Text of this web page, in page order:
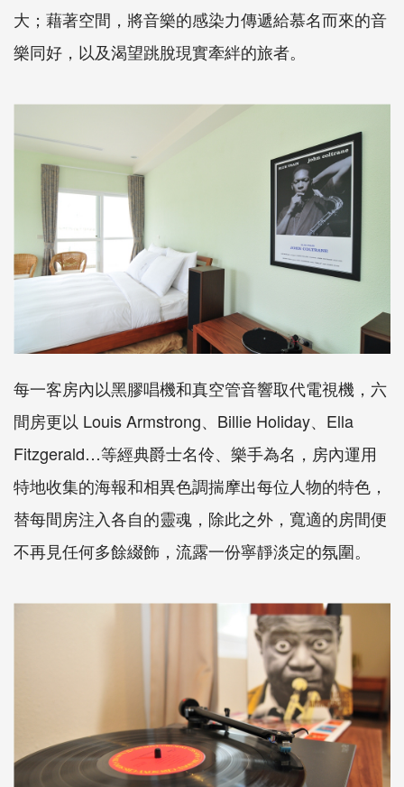
大；藉著空間，將音樂的感染力傳遞給慕名而來的音
樂同好，以及渴望跳脫現實牽絆的旅者。
每一客房內以黑膠唱機和真空管音響取代電視機，六
間房更以 Louis Armstrong、Billie Holiday、Ella
Fitzgerald…等經典爵士名伶、樂手為名，房內運用
特地收集的海報和相異色調揣摩出每位人物的特色，
替每間房注入各自的靈魂，除此之外，寬適的房間便
不再見任何多餘綴飾，流露一份寧靜淡定的氛圍。